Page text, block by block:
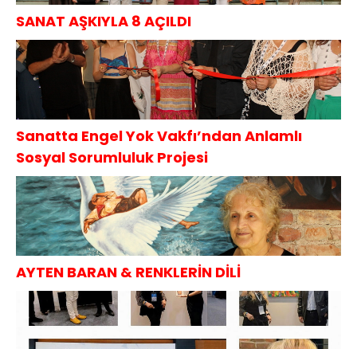
SANAT AŞKIYLA 8 AÇILDI
Sanatta Engel Yok Vakfı’ndan Anlamlı
Sosyal Sorumluluk Projesi
AYTEN BARAN & RENKLERİN DİLİ